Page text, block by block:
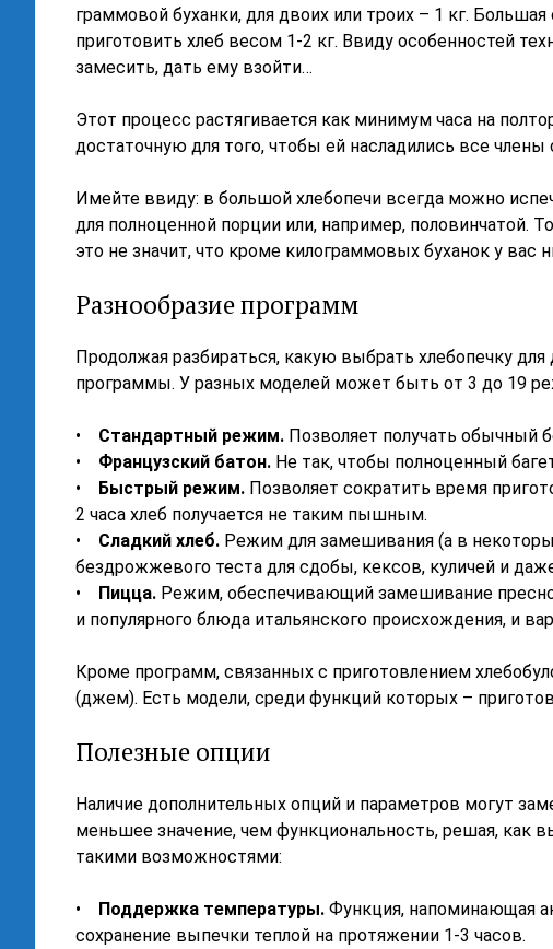
граммовой буханки, для двоих или троих – 1 кг.
приготовить хлеб весом 1-2 кг. Ввиду особенностей
замесить, дать ему взойти…
Этот процесс растягивается как минимум часа на
достаточную для того, чтобы ей насладились все члены
Имейте ввиду: в большой хлебопечи всегда можно
для полноценной порции или, например, половинчатой.
это не значит, что кроме килограммовых буханок у вас
Разнообразие программ
Продолжая разбираться, какую выбрать хлебопечку
программы. У разных моделей может быть от 3 до 19
• Стандартный режим. Позволяет получать обычный
•
Французский батон.Не так, чтобы полноценный
• Быстрый режим.Позволяет сократить время
2 часа хлеб получается не таким пышным.
• Сладкий хлеб.Режим для замешивания (а в
бездрожжевого теста для сдобы, кексов, куличей и
• Пицца. Режим, обеспечивающий замешивание
и популярного блюда итальянского происхождения, и
Кроме программ, связанных с приготовлением
(джем). Есть модели, среди функций которых –
Полезные опции
Наличие дополнительных опций и параметров могут
меньшее значение, чем функциональность, решая, как
такими возможностями:
• Поддержка температуры. Функция, напоминающая
сохранение выпечки теплой на протяжении 1-3 часов.